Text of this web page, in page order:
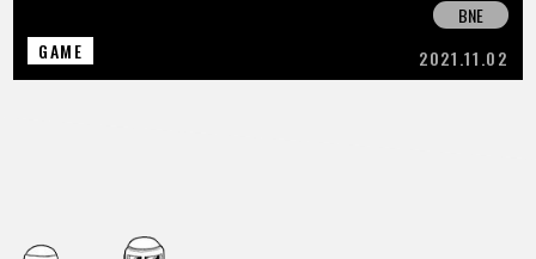
BNE
GAME
2021.11.02